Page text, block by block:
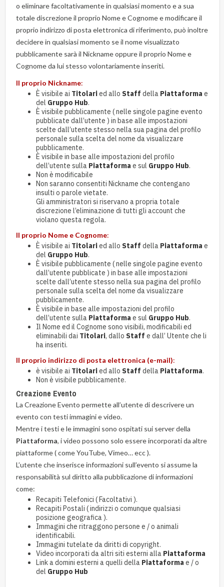
o eliminare facoltativamente in qualsiasi momento e a sua
totale discrezione il proprio Nome e Cognome e modificare il
proprio indirizzo di posta elettronica di riferimento, può inoltre
decidere in qualsiasi momento se il nome visualizzato
pubblicamente sarà il Nickname oppure il proprio Nome e
Cognome da lui stesso volontariamente inseriti.
Il proprio Nickname:
È visibile ai Titolaried allo Staff della Piattaforma e
del Gruppo Hub.
È visibile pubblicamente ( nelle singole pagine evento
pubblicate dall’utente ) in base alle impostazioni
scelte dall’utente stesso nella sua pagina del profilo
personale sulla scelta del nome da visualizzare
pubblicamente.
È visibile in base alle impostazioni del profilo
dell’utente sulla Piattaforma e sul Gruppo Hub.
Non è modificabile
Non saranno consentiti Nickname che contengano
insulti o parole vietate.
Gli amministratori si riservano a propria totale
discrezione l’eliminazione di tutti gli account che
violano questa regola.
Il proprio Nome e Cognome:
È visibile ai Titolaried allo Staff della Piattaforma e
del Gruppo Hub.
È visibile pubblicamente ( nelle singole pagine evento
dall’utente pubblicate ) in base alle impostazioni
scelte dall’utente stesso nella sua pagina del profilo
personale sulla scelta del nome da visualizzare
pubblicamente.
È visibile in base alle impostazioni del profilo
dell’utente sulla Piattaforma e sul Gruppo Hub.
Il Nome ed il Cognome sono visibili, modificabili ed
eliminabili dai Titolari, dallo Staff e dall’ Utente che li
ha inseriti.
Il proprio indirizzo di posta elettronica (e-mail):
è visibile ai Titolaried allo Staff della Piattaforma.
Non è visibile pubblicamente.
Creazione Evento
La Creazione Evento permette all’utente di descrivere un
evento con testi immagini e video.
Mentre i testi e le immagini sono ospitati sui server della
Piattaforma, i video possono solo essere incorporati da altre
piattaforme ( come YouTube, Vimeo… ecc ).
L’utente che inserisce informazioni sull’evento si assume la
responsabilità sul diritto alla pubblicazione di informazioni
come:
Recapiti Telefonici ( Facoltativi ).
Recapiti Postali ( indirizzi o comunque qualsiasi
posizione geografica ).
Immagini che ritraggono persone e / o animali
identificabili.
Immagini tutelate da diritti di copyright.
Video incorporati da altri siti esterni alla Piattaforma
Link a domini esterni a quelli della Piattaforma e / o
del Gruppo Hub